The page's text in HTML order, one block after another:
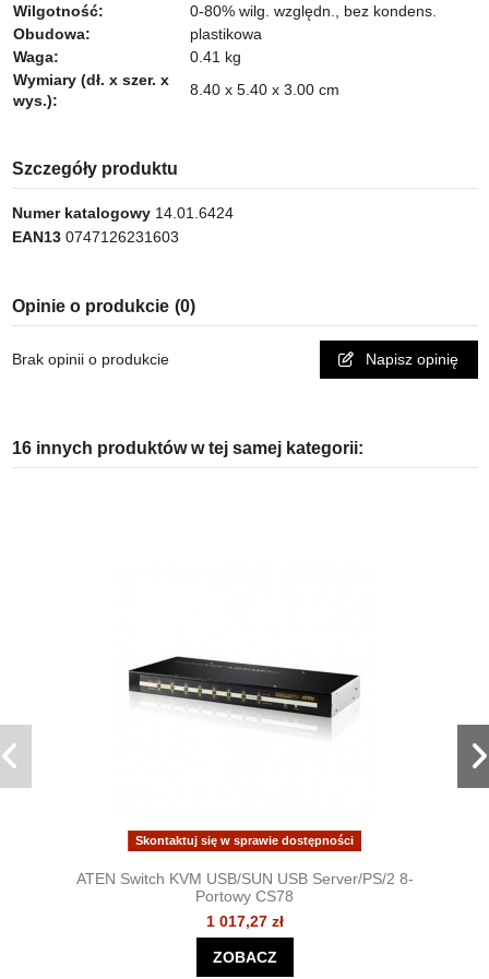
Wilgotność:
0-80% wilg. względn., bez kondens.
Obudowa:
plastikowa
Waga:
0.41 kg
Wymiary (dł. x szer. x
wys.):
8.40 x 5.40 x 3.00 cm
Szczegóły produktu
Numer katalogowy 14.01.6424
EAN13 0747126231603
Opinie o produkcie (0)
Brak opinii o produkcie Napisz opinię
16 innych produktów w tej samej kategorii:
Skontaktuj się w sprawie dostępności
ATEN Switch KVM USB/SUN USB Server/PS/2 8-
Portowy CS78
1 017,27 zł
ZOBACZ